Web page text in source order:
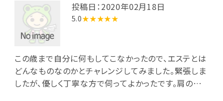
投稿日：2020年02月18日
5.0★★★★★
この歳まで自分に何もしてこなかったので、エステとは
どんなものなのかとチャレンジしてみました。緊張しま
したが、優しく丁寧な方で伺ってよかったです。肩のマッ